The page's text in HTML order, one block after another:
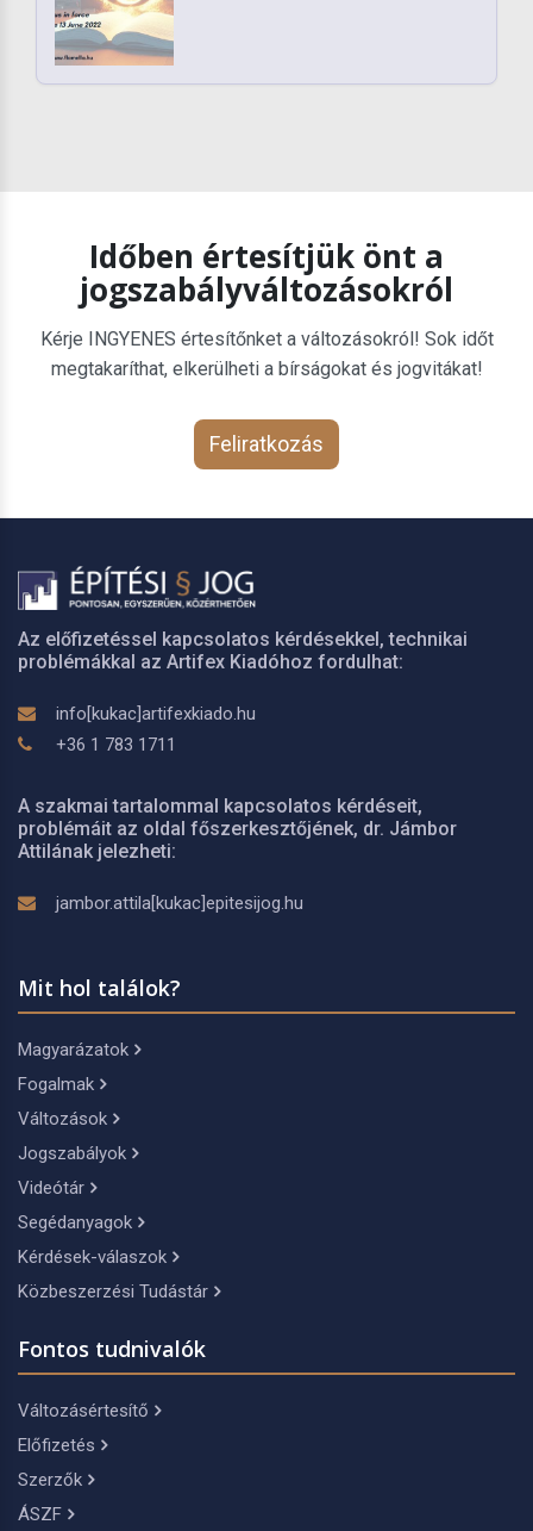
Időben értesítjük önt a
jogszabályváltozásokról
Kérje INGYENES értesítőnket a változásokról! Sok időt
megtakaríthat, elkerülheti a bírságokat és jogvitákat!
Feliratkozás
Az előfizetéssel kapcsolatos kérdésekkel, technikai
problémákkal az Artifex Kiadóhoz fordulhat:
info[kukac]artifexkiado.hu
+36 1 783 1711
A szakmai tartalommal kapcsolatos kérdéseit,
problémáit az oldal főszerkesztőjének, dr. Jámbor
Attilának jelezheti:
jambor.attila[kukac]epitesijog.hu
Mit hol találok?
Magyarázatok
Fogalmak
Változások
Jogszabályok
Videótár
Segédanyagok
Kérdések-válaszok
Közbeszerzési Tudástár
Fontos tudnivalók
Változásértesítő
Előfizetés
Szerzők
ÁSZF